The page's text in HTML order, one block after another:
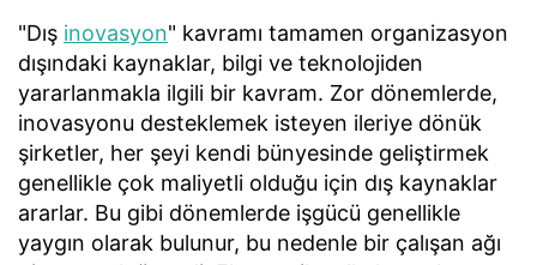
"Dış inovasyon" kavramı tamamen organizasyon
dışındaki kaynaklar, bilgi ve teknolojiden
yararlanmakla ilgili bir kavram. Zor dönemlerde,
inovasyonu desteklemek isteyen ileriye dönük
şirketler, her şeyi kendi bünyesinde geliştirmek
genellikle çok maliyetli olduğu için dış kaynaklar
ararlar. Bu gibi dönemlerde işgücü genellikle
yaygın olarak bulunur, bu nedenle bir çalışan ağı